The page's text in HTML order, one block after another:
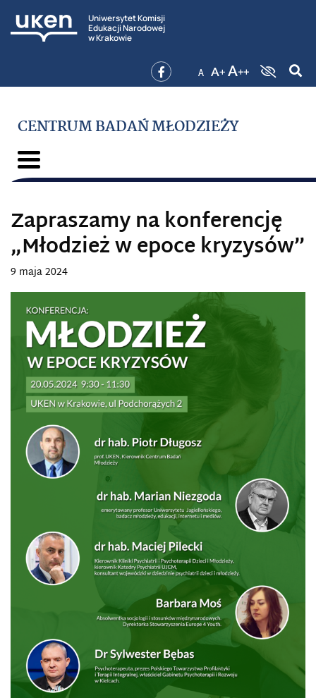
Uniwersytet Komisji
Edukacji Narodowej
w Krakowie
CENTRUM BADAŃ MŁODZIEŻY
Zapraszamy na konferencję
„Młodzież w epoce kryzysów”
9 maja 2024